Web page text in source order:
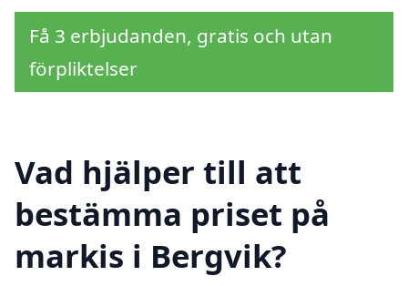
Få 3 erbjudanden, gratis och utan
förpliktelser
Vad hjälper till att
bestämma priset på
markis i Bergvik?